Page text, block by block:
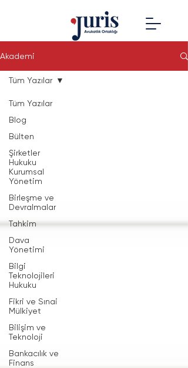
Akademi
Tüm Yazılar
Blog
Bülten
Şirketler
Hukuku
Kurumsal
Yönetim
Birleşme ve
Devralmalar
Tahkim
Dava
Yönetimi
Bilgi
Teknolojileri
Hukuku
Fikri ve Sınai
Mülkiyet
Bilişim ve
Teknoloji
Bankacılık ve
Finans
Tüm Yazılar